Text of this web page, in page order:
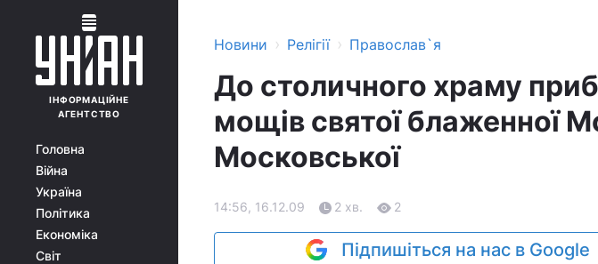
ІНФОРМАЦІЙНЕ
АГЕНТСТВО
Головна
Війна
Україна
Політика
Економіка
Світ
Новини › Релігії › Православ`я
До столичного храму
мощів святої блаженної
Московської
14:56, 16.12.09 2 хв. 2
Підпишіться на нас в Google